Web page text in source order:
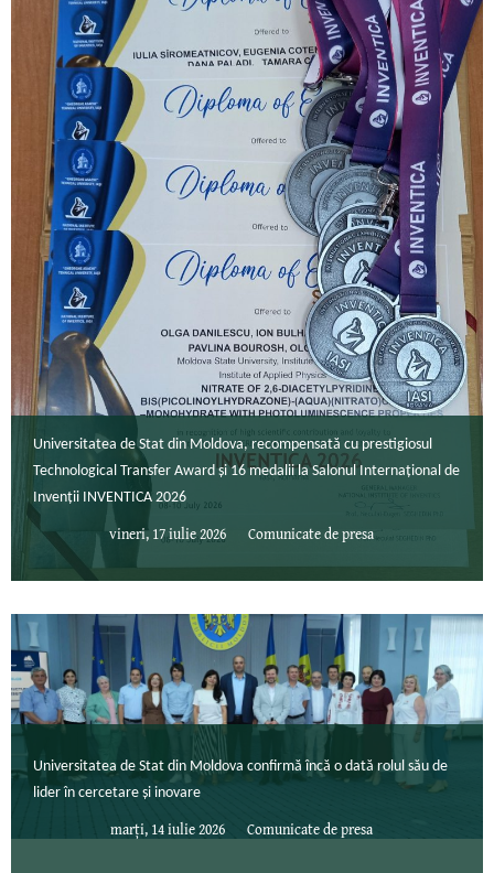
Universitatea de Stat din Moldova, recompensată cu prestigiosul
Technological Transfer Award și 16 medalii la Salonul Internațional de
Invenții INVENTICA 2026
vineri, 17 iulie 2026 Comunicate de presa
Universitatea de Stat din Moldova confirmă încă o dată rolul său de
lider în cercetare și inovare
marți, 14 iulie 2026 Comunicate de presa